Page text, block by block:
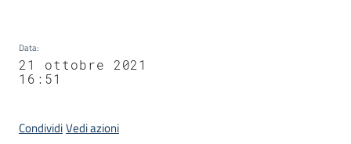
Data:
21 ottobre 2021
16:51
CondividiVedi azioni